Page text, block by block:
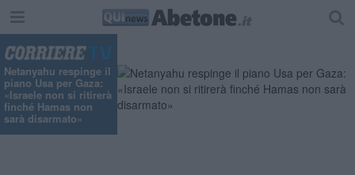
Netanyahu respinge il
piano Usa per Gaza:
«Israele non si ritirerà
finché Hamas non
sarà disarmato»